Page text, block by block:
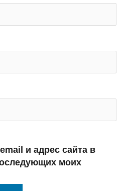
и адрес сайта в
моих